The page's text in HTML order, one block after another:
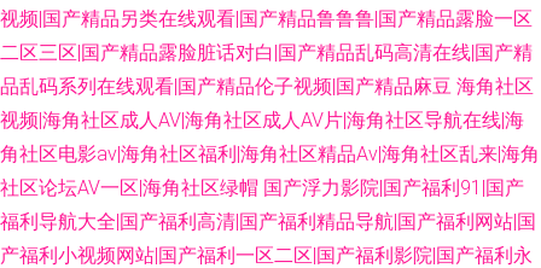
视频|国产精品另类在线观看|国产精品鲁鲁鲁|国产精品露脸一区
二区三区|国产精品露脸脏话对白|国产精品乱码高清在线|国产精
品乱码系列在线观看|国产精品伦子视频|国产精品麻豆 海角社区
视频|海角社区成人AV|海角社区成人AV片|海角社区导航在线|海
角社区电影av|海角社区福利|海角社区精品Av|海角社区乱来|海角
社区论坛AV一区|海角社区绿帽 国产浮力影院|国产福利91|国产
福利导航大全|国产福利高清|国产福利精品导航|国产福利网站|国
产福利小视频网站|国产福利一区二区|国产福利影院|国产福利永